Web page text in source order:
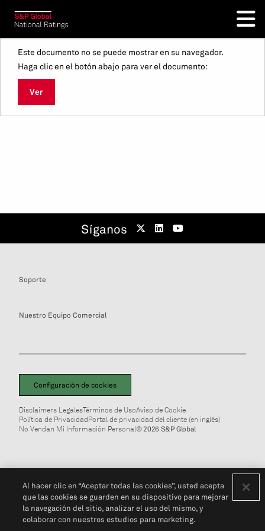
Este documento no se puede mostrar en su navegador.
Haga clic en el botón abajo para ver el documento:
Ver
Síganos
Soporte
Nuestro Equipo Comercial
Configuración de cookies
Disclaimers LegalesTérminos de UsoAviso de Cookie
Política de PrivacidadPortal de privacidad del cliente (en inglés)
No Vendan Mi Información Personal© 2026 S&P Global
Al hacer clic en “Aceptar todas las cookies”, usted acepta
que las cookies se guarden en su dispositivo para mejorar
la navegación del sitio, analizar el uso del mismo, y
colaborar con nuestros estudios para marketing.